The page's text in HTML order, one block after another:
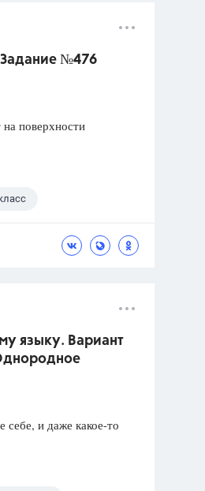
№476
поверхности
языку. Вариант
и даже какое-то